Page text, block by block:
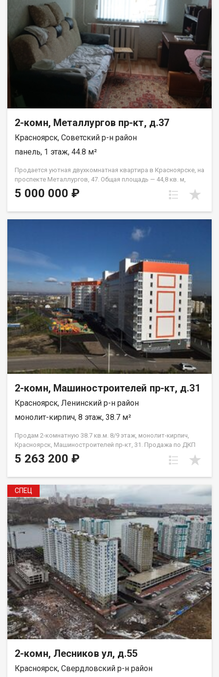
2-комн, Металлургов пр-кт, д.37
Красноярск, Советский р-н район
панель, 1 этаж, 44.8 м²
Продается уютная двухкомнатная квартира в Красноярске, на
проспекте Металлургов, 47. Общая площадь — 44,8 кв. м,
жилая площадь — 28 кв. м, кухня — 6 кв. м. Квартира
расположена на первом этаже пятиэтажного панельного
состоянии, что дает вам возможность создать интерьер по
Совмещенный санузел, который можно оборудовать по
своему усмотрению. В шаговой доступности находятся все
необходимые объекты инфраструктуры: школы, детские
сады, клиники и магазины. Это идеальное местоположение
для семей с детьми и всех, кто ценит удобство и доступность
городских благ. Рассмотрим все виды расчёта. Возможно
использование мат капитала и жилищного сертификата.
Полное юр сопровождение сделки. Помощь в оформлении
ипотеки. Покажу в удобное для вас время по договорённости.
5 000 000 ₽
2-комн, Машиностроителей пр-кт, д.31
Красноярск, Ленинский р-н район
монолит-кирпич, 8 этаж, 38.7 м²
Продам 2-комнатную 38.7 кв.м. 8/9 этаж, монолит-кирпич,
Красноярск, Машиностроителей пр-кт, 31. Продажа по ДКП
НЕ ОТ ЗАСТРОЙЩИКА
5 263 200 ₽
СПЕЦ
2-комн, Лесников ул, д.55
Красноярск, Свердловский р-н район